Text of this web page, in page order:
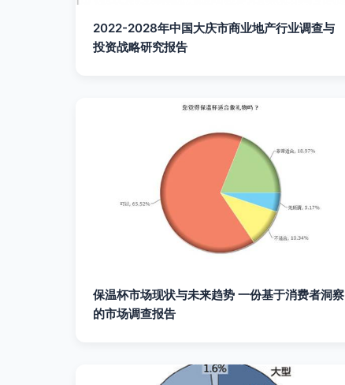
2022-2028年中国大庆市商业地产行业调查与
投资战略研究报告
保温杯市场现状与未来趋势 一份基于消费者洞察
的市场调查报告